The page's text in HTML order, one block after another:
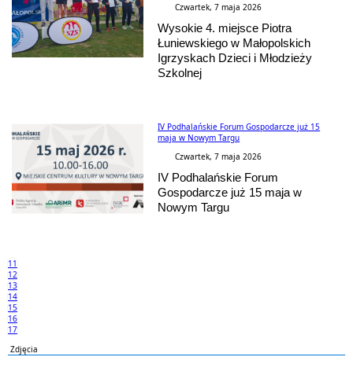
Czwartek, 7 maja 2026
Wysokie 4. miejsce Piotra
Łuniewskiego w Małopolskich
Igrzyskach Dzieci i Młodzieży
Szkolnej
IV Podhalańskie Forum Gospodarcze już 15
maja w Nowym Targu
Czwartek, 7 maja 2026
IV Podhalańskie Forum
Gospodarcze już 15 maja w
Nowym Targu
11
12
13
14
15
16
17
Zdjęcia